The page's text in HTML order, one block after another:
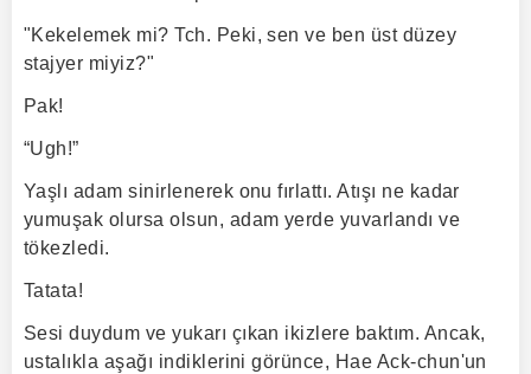
"Kekelemek mi? Tch. Peki, sen ve ben üst düzey
stajyer miyiz?"
Pak!
“Ugh!”
Yaşlı adam sinirlenerek onu fırlattı. Atışı ne kadar
yumuşak olursa olsun, adam yerde yuvarlandı ve
tökezledi.
Tatata!
Sesi duydum ve yukarı çıkan ikizlere baktım. Ancak,
ustalıkla aşağı indiklerini görünce, Hae Ack-chun'un